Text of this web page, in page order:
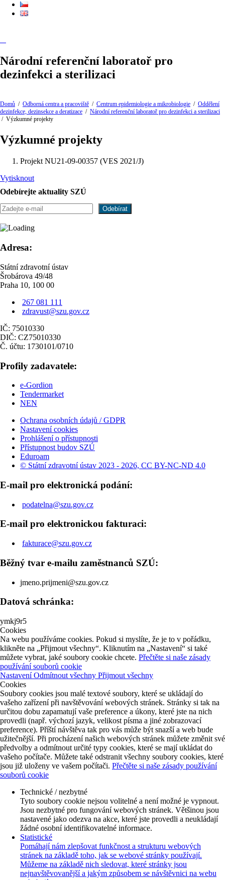
Národní referenční laboratoř pro
dezinfekci a sterilizaci
Domů / Odborná centra a pracoviště / Centrum epidemiologie a mikrobiologie / Oddělení
dezinfekce, dezinsekce a deratizace / Národní referenční laboratoř pro dezinfekci a sterilizaci
/ Výzkumné projekty
Výzkumné projekty
Projekt NU21-09-00357 (VES 2021/J)
Vytisknout
Odebírejte aktuality SZÚ
Adresa:
Státní zdravotní ústav
Šrobárova 49/48
Praha 10, 100 00
267 081 111
zdravust@szu.gov.cz
IČ: 75010330
DIČ: CZ75010330
Č. účtu: 1730101/0710
Profily zadavatele:
e-Gordion
Tendermarket
NEN
Ochrana osobních údajů / GDPR
Nastavení cookies
Prohlášení o přístupnosti
Přístupnost budov SZÚ
Eduroam
© Státní zdravotní ústav 2023 - 2026, CC BY-NC-ND 4.0
E-mail pro elektronická podání:
podatelna@szu.gov.cz
E-mail pro elektronickou fakturaci:
fakturace@szu.gov.cz
Běžný tvar e-mailu zaměstnanců SZÚ:
jmeno.prijmeni@szu.gov.cz
Datová schránka:
ymkj9r5
Cookies
Na webu používáme cookies. Pokud si myslíte, že je to v pořádku,
klikněte na „Přijmout všechny“. Kliknutím na „Nastavení“ si také
můžete vybrat, jaké soubory cookie chcete. Přečtěte si naše zásady
používání souborů cookie
NastaveníOdmítnout všechny Přijmout všechny
Cookies
Soubory cookies jsou malé textové soubory, které se ukládají do
vašeho zařízení při navštěvování webových stránek. Stránky si tak na
určitou dobu zapamatují vaše preference a úkony, které jste na nich
provedli (např. výchozí jazyk, velikost písma a jiné zobrazovací
preference). Příští návštěva tak pro vás může být snazší a web bude
užitečnější. Při procházení našich webových stránek můžete změnit své
předvolby a odmítnout určité typy cookies, které se mají ukládat do
vašeho počítače. Můžete také odstranit všechny soubory cookies, které
jsou již uloženy ve vašem počítači. Přečtěte si naše zásady používání
souborů cookie
Technické / nezbytné
Tyto soubory cookie nejsou volitelné a není možné je vypnout.
Jsou nezbytné pro fungování webových stránek. Většinou jsou
nastavené jako odezva na akce, které jste provedli a neukládají
žádné osobní identifikovatelné informace.
Statistické
Pomáhají nám zlepšovat funkčnost a strukturu webových
stránek na základě toho, jak se webové stránky používají.
Můžeme na základě nich sledovat, které stránky jsou
nejnavštěvovanější a jakým způsobem se návštěvnici na webu